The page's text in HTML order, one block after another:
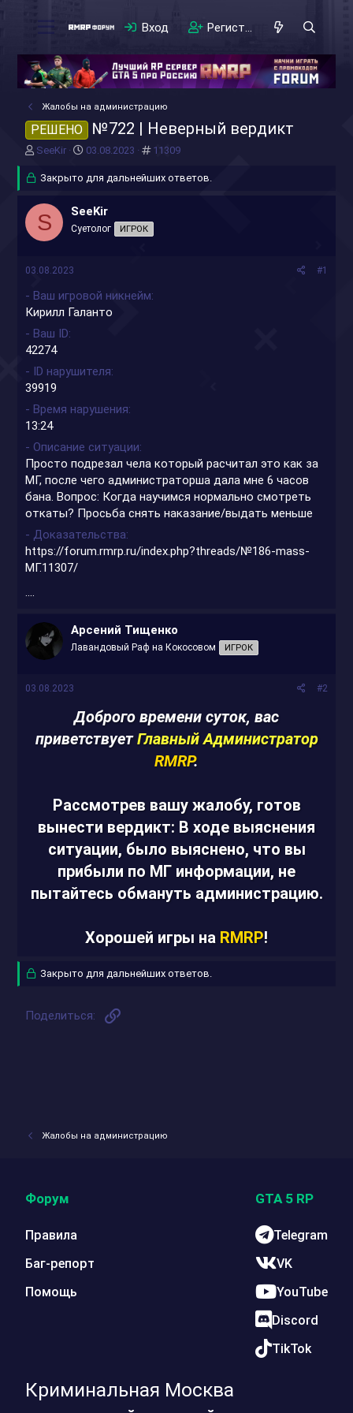
Вход Регистрация
Жалобы на администрацию
РЕШЕНО №722 | Неверный вердикт
А
т
р
т
SeeKir
Д
т
н
ч
03.08.2023 #11309
Закрыто для дальнейших ответов.
S SeeKir
Суетолог ИГРОК
03.08.2023 #1
- Ваш игровой никнейм
Кирилл Галанто
- Ваш ID
42274
- ID нарушителя
39919
- Время нарушения
13:24
- Описание ситуации
Просто подрезал чела который расчитал это как за
МГ, после чего администраторша дала мне 6 часов
бана. Вопрос: Когда научимся нормально смотреть
откаты? Просьба снять наказание/выдать меньше
- Доказательства
https://forum.rmrp.ru/index.php?threads/№186-mass-
МГ.11307/
....
Арсений Тищенко
Лавандовый Раф на Кокосовом ИГРОК
03.08.2023 #2
Доброго времени суток, вас
приветствуетГлавный Администратор
RMRP.
Рассмотрев вашу жалобу, готов
вынести вердикт: В ходе выяснения
ситуации, было выяснено, что вы
прибыли по МГ информации, не
пытайтесь обмануть администрацию.
Хорошей игры на RMRP!
Закрыто для дальнейших ответов.
Поделиться:
Жалобы на администрацию
Криминальная Москва
Форум
Правила
Баг-репорт
Помощь
GTA 5 RP
Telegram
VK
YouTube
Discord
TikTok